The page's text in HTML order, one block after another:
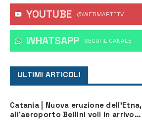
YOUTUBE @WEBMARTETV
WHATSAPP ‎SEGUI IL CANALE
ULTIMI ARTICOLI
Catania | Nuova eruzione dell’Etna,
all’aeroporto Bellini voli in arrivo